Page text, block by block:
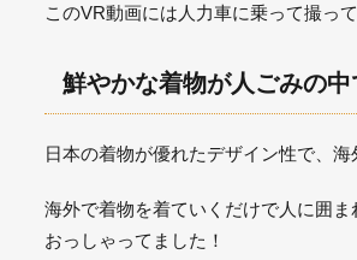
このVR動画には人力車に乗って撮っ
鮮やかな着物が人ごみの中
日本の着物が優れたデザイン性で、
海外で着物を着ていくだけで人に囲
おっしゃってました！